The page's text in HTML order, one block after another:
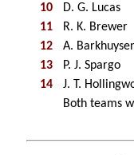
10
D. G. Lucas
11
R. K. Brewer
12
A.
13
P. J. Spargo
14
J. T.
Both teams